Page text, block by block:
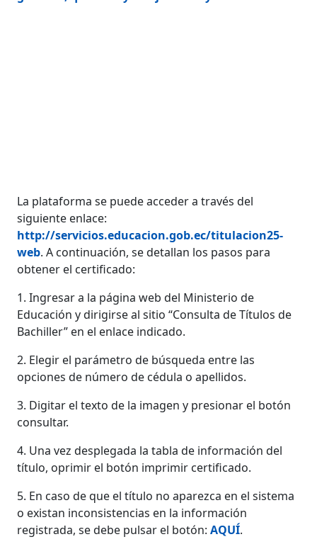
La plataforma se puede acceder a través del
siguiente enlace:
http://servicios.educacion.gob.ec/titulacion25-
web. A continuación, se detallan los pasos para
obtener el certificado:
1. Ingresar a la página web del Ministerio de
Educación y dirigirse al sitio “Consulta de Títulos de
Bachiller” en el enlace indicado.
2. Elegir el parámetro de búsqueda entre las
opciones de número de cédula o apellidos.
3. Digitar el texto de la imagen y presionar el botón
consultar.
4. Una vez desplegada la tabla de información del
título, oprimir el botón imprimir certificado.
5. En caso de que el título no aparezca en el sistema
o existan inconsistencias en la información
registrada, se debe pulsar el botón:AQUÍ.